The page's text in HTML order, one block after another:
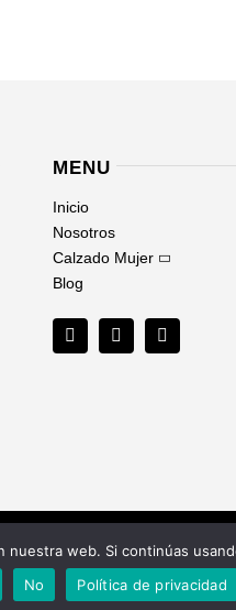
MENU
Inicio
Nosotros
Calzado Mujer
Blog
web. Si continúas
No Política de privacidad